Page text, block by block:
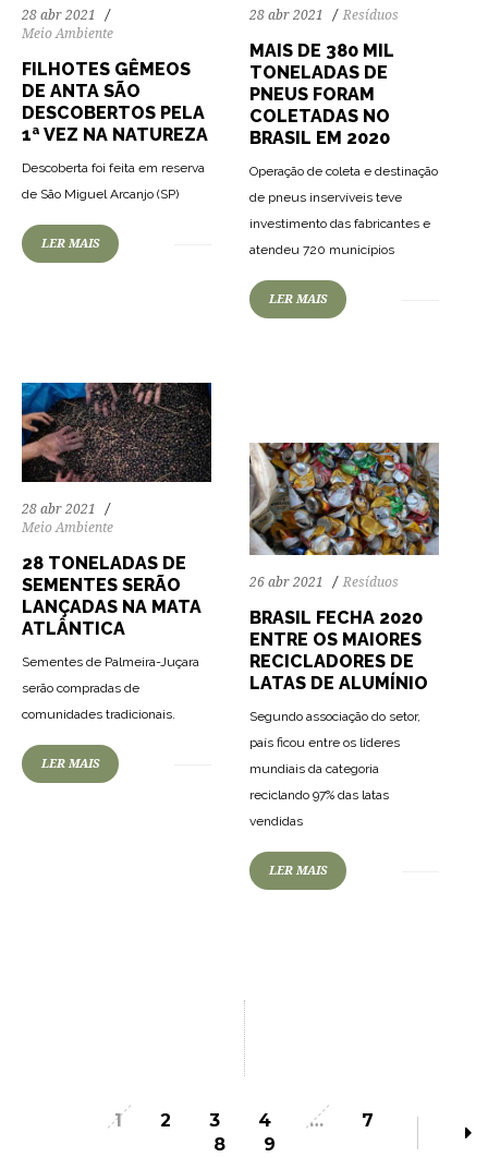
28 abr 2021
Meio Ambiente
FILHOTES GÊMEOS
DE ANTA SÃO
DESCOBERTOS PELA
1ª VEZ NA NATUREZA
Descoberta foi feita em reserva
de São Miguel Arcanjo (SP)
LER MAIS
28 abr 2021 Resíduos
MAIS DE 380 MIL
TONELADAS DE
PNEUS FORAM
COLETADAS NO
BRASIL EM 2020
Operação de coleta e destinação
de pneus inservíveis teve
investimento das fabricantes e
atendeu 720 municípios
LER MAIS
28 abr 2021
Meio Ambiente
28 TONELADAS DE
SEMENTES SERÃO
LANÇADAS NA MATA
ATLÂNTICA
Sementes de Palmeira-Juçara
serão compradas de
comunidades tradicionais.
LER MAIS
95 1526
26 abr 2021 Resíduos
BRASIL FECHA 2020
ENTRE OS MAIORES
RECICLADORES DE
LATAS DE ALUMÍNIO
Segundo associação do setor,
país ficou entre os líderes
mundiais da categoria
reciclando 97% das latas
vendidas
LER MAIS
1836
1 2 3 4 …
7
8
9